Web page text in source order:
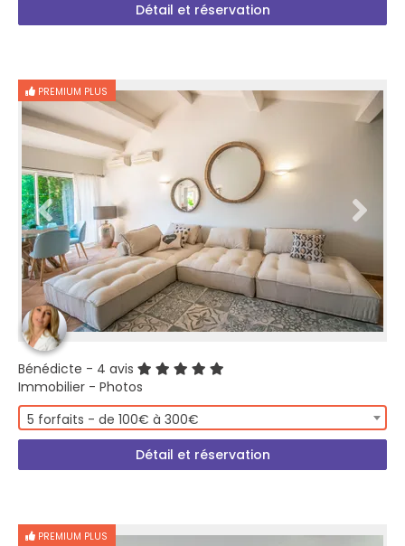
Détail et réservation
PREMIUM PLUS
Bénédicte - 4 avis
Immobilier - Photos
5 forfaits - de 100€ à 300€
Détail et réservation
PREMIUM PLUS